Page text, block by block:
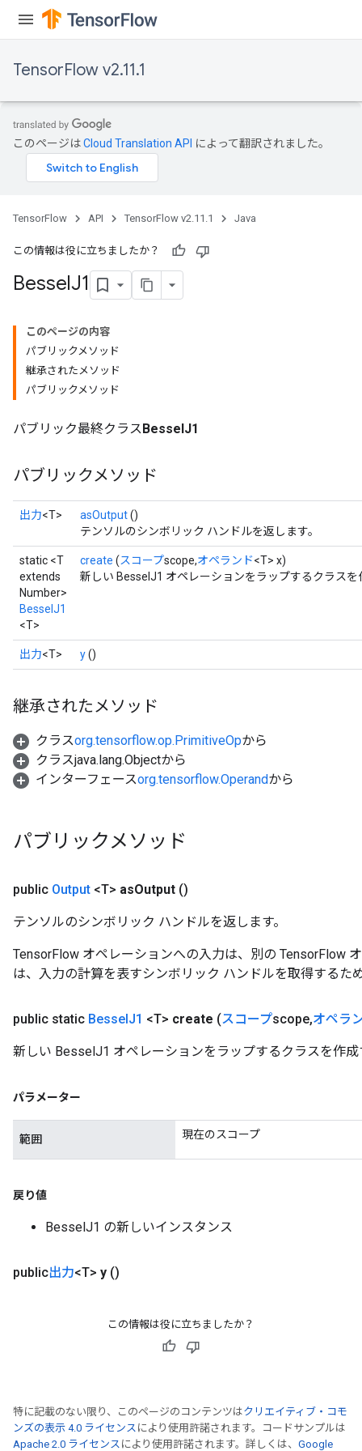
TensorFlow v2.11.1
このページはCloud Translation API によって翻訳されました。
TensorFlow API TensorFlow v2.11.1 Java
この情報は役に立ちましたか？
BesselJ1
このページの内容
パブリックメソッド
継承されたメソッド
パブリックメソッド
パブリック最終クラスBesselJ1
パブリックメソッド
出力<T> asOutput()
テンソルのシンボリック ハンドルを返します。
static <T
extends
Number>
BesselJ1
<T>
create (スコープscope,オペランド<T> x)
新しい BesselJ1 オペレーションをラップするクラス
出力<T> y()
継承されたメソッド
クラスorg.tensorflow.op.PrimitiveOpから
クラスjava.lang.Objectから
インターフェースorg.tensorflow.Operandから
パブリックメソッド
public Output <T> asOutput ()
テンソルのシンボリック ハンドルを返します。
TensorFlow オペレーションへの入力は、別の TensorFlow
は、入力の計算を表すシンボリック ハンドルを取得するた
public static BesselJ1 <T> create (スコープscope,オペラ
新しい BesselJ1 オペレーションをラップするクラスを作
パラメーター
範囲 現在のスコープ
戻り値
BesselJ1 の新しいインスタンス
public出力<T> y ()
この情報は役に立ちましたか？
特に記載のない限り、このページのコンテンツはクリエイティブ・コモ
ンズの表示 4.0 ライセンス により使用許諾されます。コードサンプルは
Apache 2.0 ライセンス により使用許諾されます。詳しくは、 Google